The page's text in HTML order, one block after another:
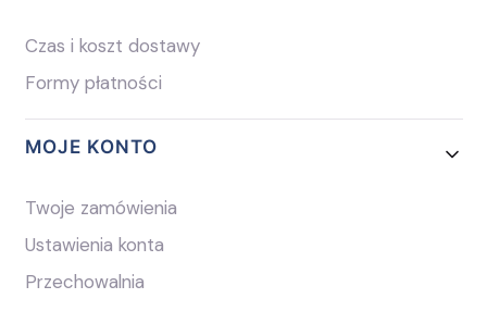
Czas i koszt dostawy
Formy płatności
MOJE KONTO
Twoje zamówienia
Ustawienia konta
Przechowalnia